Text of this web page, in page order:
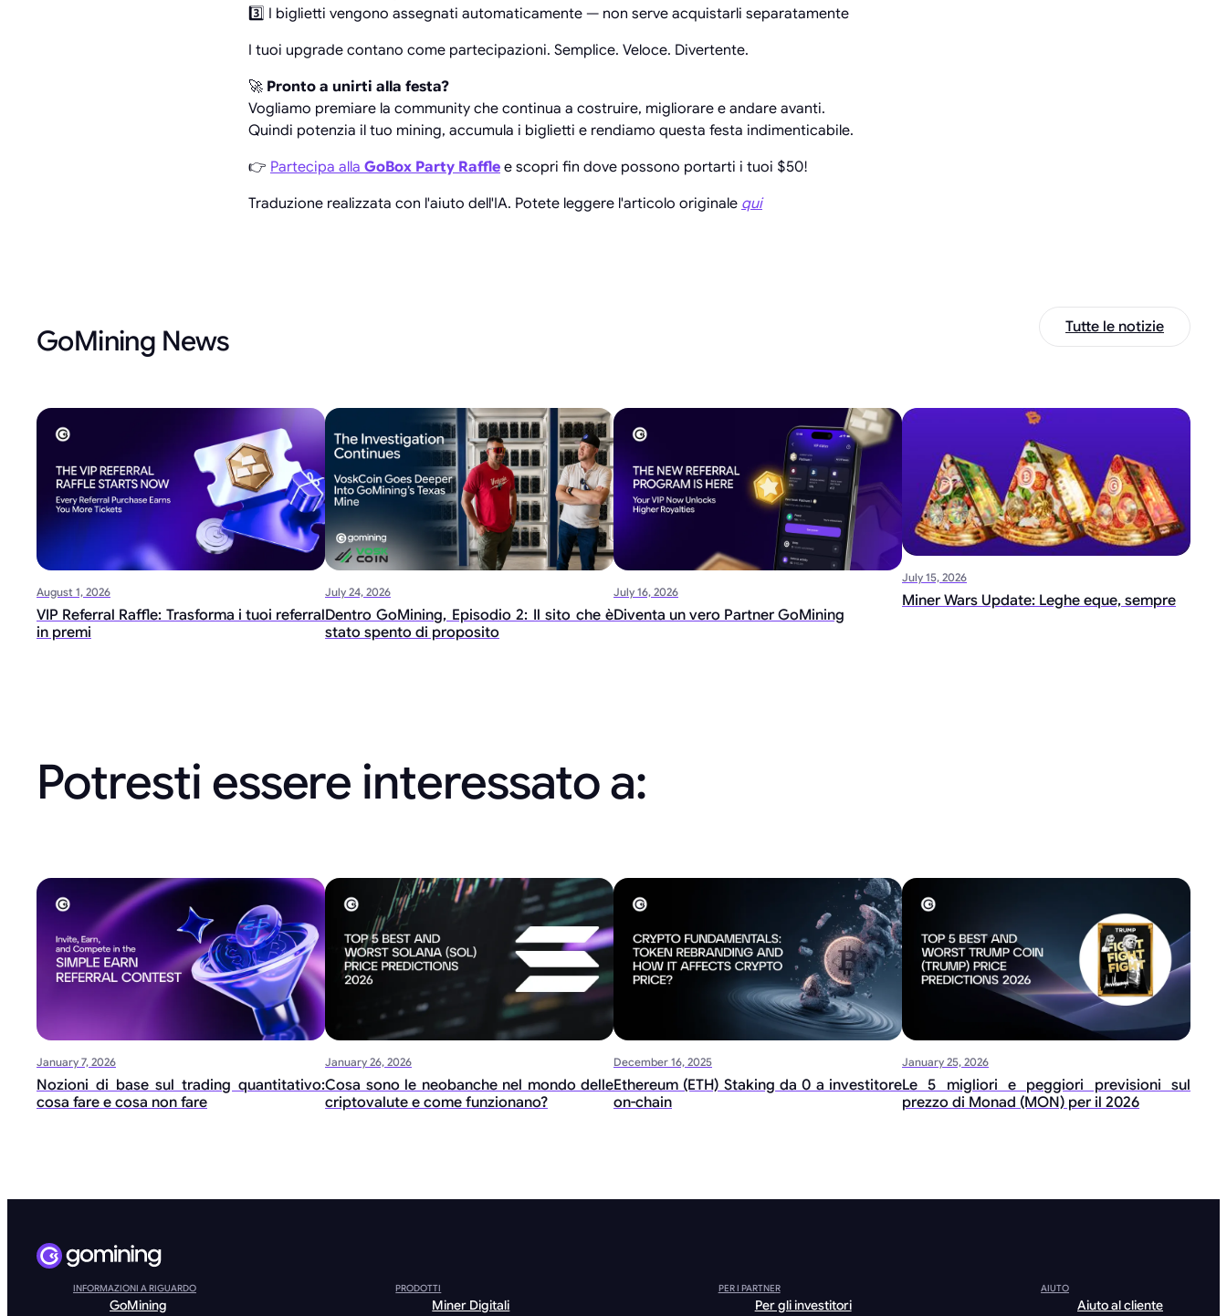
3️⃣ I biglietti vengono assegnati automaticamente — non serve acquistarli separatamente
I tuoi upgrade contano come partecipazioni. Semplice. Veloce. Divertente.
🚀 Pronto a unirti alla festa?
Vogliamo premiare la community che continua a costruire, migliorare e andare avanti.
Quindi potenzia il tuo mining, accumula i biglietti e rendiamo questa festa indimenticabile.
👉 Partecipa alla GoBox Party Raffle e scopri fin dove possono portarti i tuoi $50!
Traduzione realizzata con l'aiuto dell'IA. Potete leggere l'articolo originale qui
GoMining News Tutte le notizie
August 1, 2026
VIP Referral Raffle: Trasforma i tuoi referral
in premi
July 24, 2026
Dentro GoMining, Episodio 2: Il sito che è
stato spento di proposito
July 16, 2026
Diventa un vero Partner GoMining
July 15, 2026
Miner Wars Update: Leghe eque, sempre
Potresti essere interessato a:
January 7, 2026
Nozioni di base sul trading quantitativo:
cosa fare e cosa non fare
January 26, 2026
Cosa sono le neobanche nel mondo delle
criptovalute e come funzionano?
December 16, 2025
Ethereum (ETH) Staking da 0 a investitore
on-chain
January 25, 2026
Le 5 migliori e peggiori previsioni sul
prezzo di Monad (MON) per il 2026
INFORMAZIONI A RIGUARDO
GoMining
PRODOTTI
Miner Digitali
PER I PARTNER
Per gli investitori
AIUTO
Aiuto al cliente